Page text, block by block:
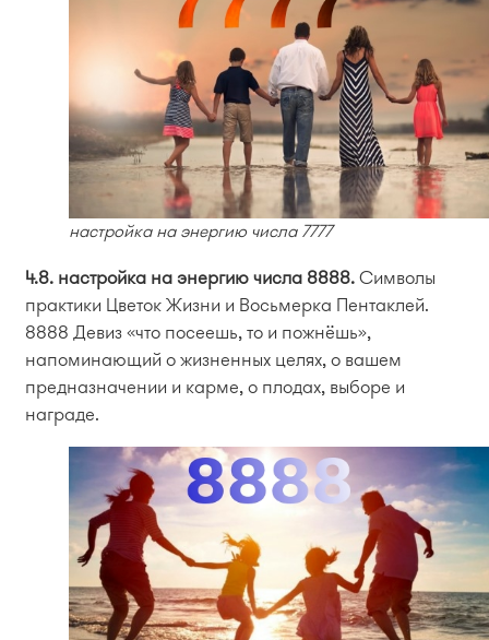
настройка на энергию числа 7777
4.8. настройка на энергию числа 8888.Символы
практики Цветок Жизни и Восьмерка Пентаклей.
8888 Девиз «что посеешь, то и пожнёшь»,
напоминающий о жизненных целях, о вашем
предназначении и карме, о плодах, выборе и
награде.